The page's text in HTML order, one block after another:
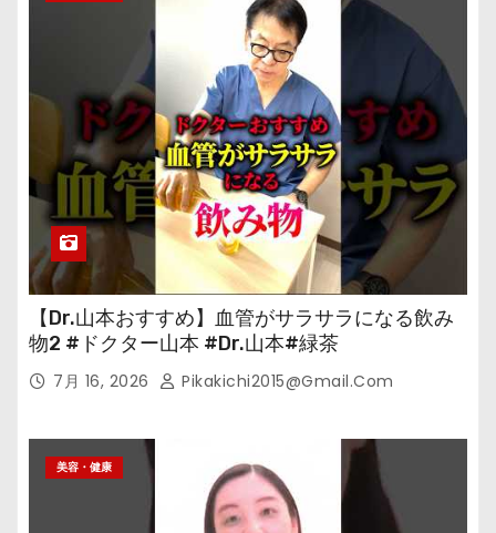
【Dr.山本おすすめ】血管がサラサラになる飲み
物2 #ドクター山本 #Dr.山本#緑茶
7月 16, 2026 Pikakichi2015@gmail.com
美容・健康